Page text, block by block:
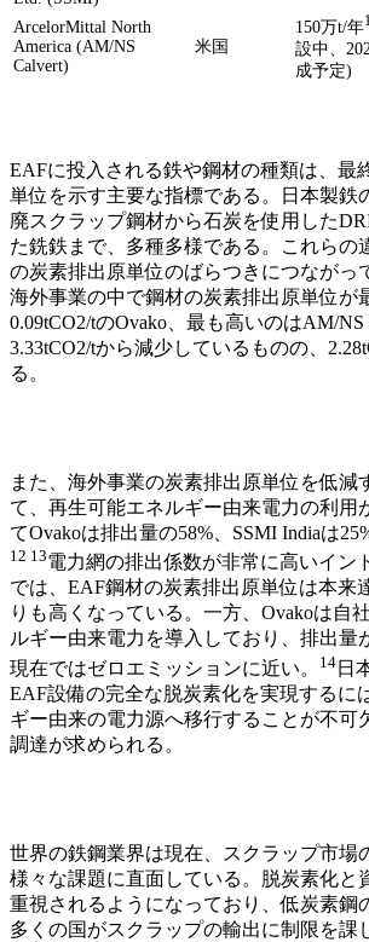
ArcelorMittal North
America (AM/NS
Calvert)
米国
150万t/年
設中、
成予定)
EAFに投入される鉄や鋼材の種類は、最
単位を示す主要な指標である。日本製鉄
廃スクラップ鋼材から石炭を使用した
た銑鉄まで、多種多様である。これらの
の炭素排出原単位のばらつきにつながっ
海外事業の中で鋼材の炭素排出原単位が
0.09tCO2/tのOvako、最も高いのはAM/
3.33tCO2/tから減少しているものの、
る。
また、海外事業の炭素排出原単位を低減
て、再生可能エネルギー由来電力の利用
てOvakoは排出量の58%、SSMI Indiaは
12 13電力網の排出係数が非常に高いイン
では、EAF鋼材の炭素排出原単位は本来
りも高くなっている。一方、Ovakoは自
ルギー由来電力を導入しており、排出量
現在ではゼロエミッションに近い。 14 日
EAF設備の完全な脱炭素化を実現するに
ギー由来の電力源へ移行することが不可
調達が求められる。
世界の鉄鋼業界は現在、スクラップ市場
様々な課題に直面している。脱炭素化と
重視されるようになっており、低炭素鋼
多くの国がスクラップの輸出に制限を課